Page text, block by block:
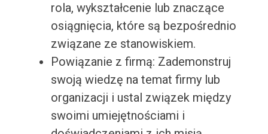
rola, wykształcenie lub znaczące
osiągnięcia, które są bezpośrednio
związane ze stanowiskiem.
Powiązanie z firmą: Zademonstruj
swoją wiedzę na temat firmy lub
organizacji i ustal związek między
swoimi umiejętnościami i